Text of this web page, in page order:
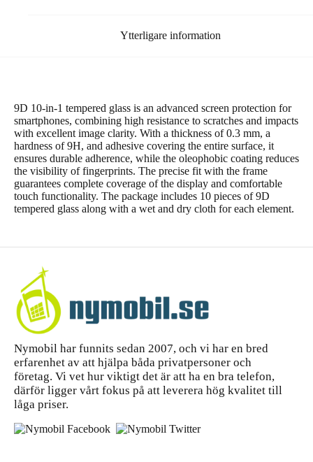
Ytterligare information
9D 10-in-1 tempered glass is an advanced screen protection for
smartphones, combining high resistance to scratches and impacts
with excellent image clarity. With a thickness of 0.3 mm, a
hardness of 9H, and adhesive covering the entire surface, it
ensures durable adherence, while the oleophobic coating reduces
the visibility of fingerprints. The precise fit with the frame
guarantees complete coverage of the display and comfortable
touch functionality. The package includes 10 pieces of 9D
tempered glass along with a wet and dry cloth for each element.
Nymobil har funnits sedan 2007, och vi har en bred
erfarenhet av att hjälpa båda privatpersoner och
företag. Vi vet hur viktigt det är att ha en bra telefon,
därför ligger vårt fokus på att leverera hög kvalitet till
låga priser.